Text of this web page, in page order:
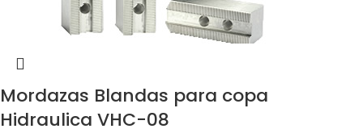
Mordazas Blandas para copa
Hidraulica VHC-08